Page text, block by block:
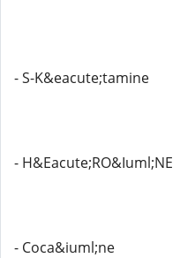
- S-K&eacute;tamine
- H&Eacute;RO&Iuml;NE
- Coca&iuml;ne